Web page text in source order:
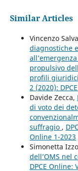
Similar Articles
Vincenzo
diagnostiche
propulsivo
profili
2 (2020):
Davide Zecca,
di voto dei
suffragio ,
Online 1-2023
Simonetta
dell’OMS nel
DPCE Online: